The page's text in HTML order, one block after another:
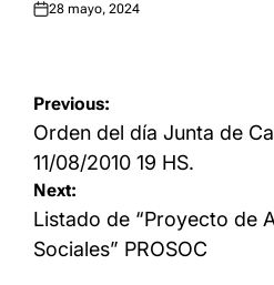
Posted
28 mayo, 2024
Navegación
de
entradas
Previous:
Orden del día Junta de
11/08/2010 19 HS.
Next:
Listado de “Proyecto de
Sociales” PROSOC